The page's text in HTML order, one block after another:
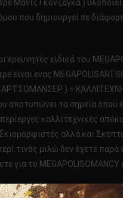
Μανίζ Γκονζάγκα )
που δημιουργεί σε
ερευνητές ειδικά του
είναι ενας
) =
αποτυπώνει τα σημεία όπου
καλλιτεχνικές
αλλά και
τινός μιλώ δεν έχετε παρά
για το MEGAPOLISOMANCY